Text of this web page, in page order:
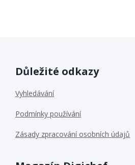
Důležité odkazy
Vyhledávání
Podmínky používání
Zásady zpracování osobních údajů